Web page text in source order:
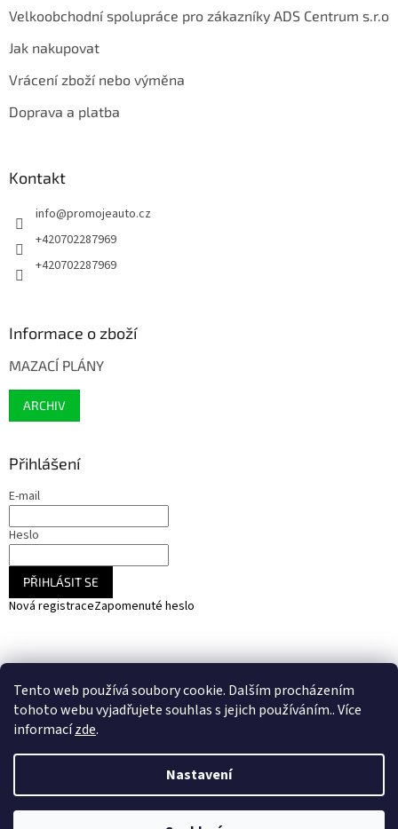
Tento web používá soubory cookie. Dalším procházením
tohoto webu vyjadřujete souhlas s jejich používáním.. Více
informacízde.
Nastavení
Velkoobchodní spolupráce pro zákazníky ADS Centrum s.r.o
Jak nakupovat
Vrácení zboží nebo výměna
Doprava a platba
Kontakt
info@promojeauto.cz
+420702287969
+420702287969
Informace o zboží
MAZACÍ PLÁNY
ARCHIV
Přihlášení
E-mail
Heslo
PŘIHLÁSIT SE
Nová registraceZapomenuté heslo
SOLARCZ.cz - Vše pro solární energie a fotovoltaiku
Vytvořil Shoptet